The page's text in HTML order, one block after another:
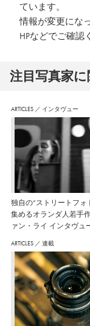
ています。
情報が変更にな
HPなどでご確認
注⽬写真家
ARTICLES ／ インタヴュー
独自の“ストリートフォ
集めるオランダ人若手
ァン・ライ インタヴュ
ARTICLES ／ 連載